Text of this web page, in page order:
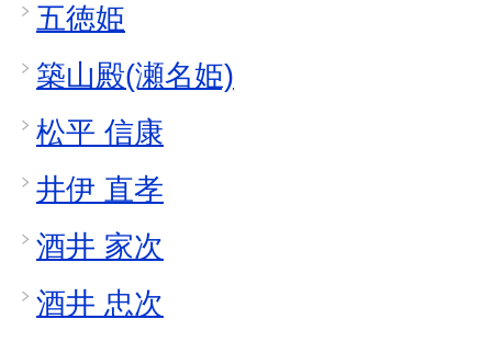
五徳姫
築山殿(瀬名姫)
松平 信康
井伊 直孝
酒井 家次
酒井 忠次